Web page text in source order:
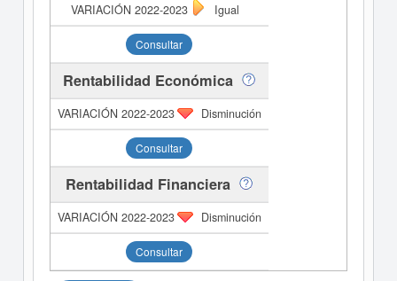
Igual
Consultar
Rentabilidad Económica
Disminución
Consultar
Rentabilidad Financiera
Disminución
Consultar